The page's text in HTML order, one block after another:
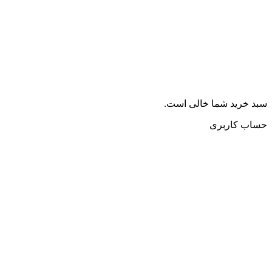
سبد خرید شما خالی است.
حساب کاربری